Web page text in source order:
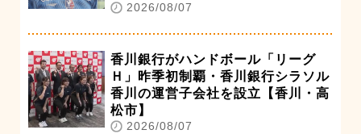
2026/08/07
香川銀行がハンドボール「リーグ
Ｈ」昨季初制覇・香川銀行シラソル
香川の運営子会社を設立【香川・高
松市】
2026/08/07